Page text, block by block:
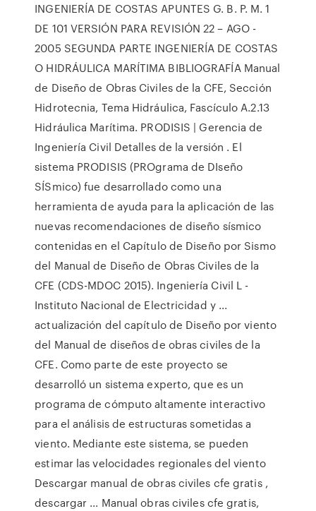
INGENIERÍA DE COSTAS APUNTES G. B. P. M. 1
DE 101 VERSIÓN PARA REVISIÓN 22 – AGO -
2005 SEGUNDA PARTE INGENIERÍA DE COSTAS
O HIDRÁULICA MARÍTIMA BIBLIOGRAFÍA Manual
de Diseño de Obras Civiles de la CFE, Sección
Hidrotecnia, Tema Hidráulica, Fascículo A.2.13
Hidráulica Marítima. PRODISIS | Gerencia de
Ingeniería Civil Detalles de la versión . El
sistema PRODISIS (PROgrama de DIseño
SÍSmico) fue desarrollado como una
herramienta de ayuda para la aplicación de las
nuevas recomendaciones de diseño sísmico
contenidas en el Capítulo de Diseño por Sismo
del Manual de Diseño de Obras Civiles de la
CFE (CDS-MDOC 2015). Ingeniería Civil L -
Instituto Nacional de Electricidad y ...
actualización del capítulo de Diseño por viento
del Manual de diseños de obras civiles de la
CFE. Como parte de este proyecto se
desarrolló un sistema experto, que es un
programa de cómputo altamente interactivo
para el análisis de estructuras sometidas a
viento. Mediante este sistema, se pueden
estimar las velocidades regionales del viento
Descargar manual de obras civiles cfe gratis ,
descargar ... Manual obras civiles cfe gratis,